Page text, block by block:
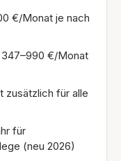
€/Monat je nach
€/Monat
zusätzlich für alle
für
(neu 2026)